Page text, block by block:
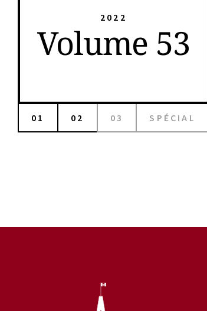
2022
Volume 53
01 02 03 SPÉCIAL